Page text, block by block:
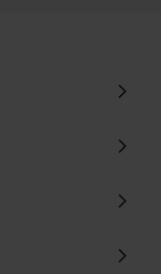
chevron_right
chevron_right
chevron_right
chevron_right